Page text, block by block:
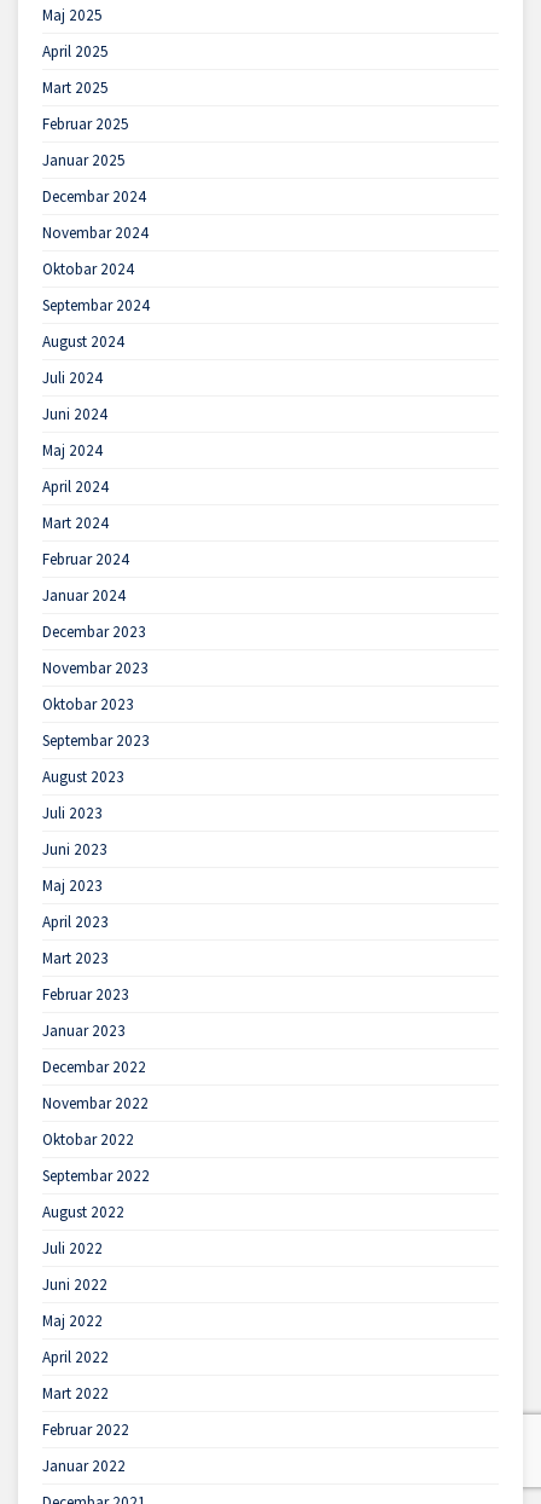
Maj 2025
April 2025
Mart 2025
Februar 2025
Januar 2025
Decembar 2024
Novembar 2024
Oktobar 2024
Septembar 2024
August 2024
Juli 2024
Juni 2024
Maj 2024
April 2024
Mart 2024
Februar 2024
Januar 2024
Decembar 2023
Novembar 2023
Oktobar 2023
Septembar 2023
August 2023
Juli 2023
Juni 2023
Maj 2023
April 2023
Mart 2023
Februar 2023
Januar 2023
Decembar 2022
Novembar 2022
Oktobar 2022
Septembar 2022
August 2022
Juli 2022
Juni 2022
Maj 2022
April 2022
Mart 2022
Februar 2022
Januar 2022